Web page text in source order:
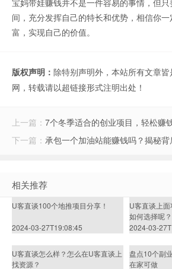
宝妈带娃赚钱并不是一件容易的事情，但
间，充分发挥自己的特长和优势，相信你
富，实现自己的价值。
版权声明： 除特别声明外，本站所有文章
网，转载请以超链接形式注明出处！
上一篇： 7个冬季适合的创业项目，轻松赚
下一篇： 承包一个加油站能赚钱吗？揭秘
相关推荐
U客直谈100个地推项目分享！
2024-03-27T19:08:45
U客直谈上
如何选择呢？
2024-03-
U客直谈怎么样？怎么在U客直谈上
找资源？
盘点10个副
在家可做